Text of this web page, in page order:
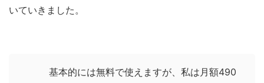
いていきました。
基本的には無料で使えますが、私は月額490